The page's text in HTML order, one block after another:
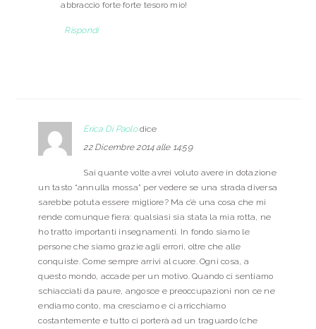
abbraccio forte forte tesoro mio!
Rispondi
Erica Di Paolo dice
22 Dicembre 2014 alle 14:59
Sai quante volte avrei voluto avere in dotazione
un tasto “annulla mossa” per vedere se una strada diversa
sarebbe potuta essere migliore? Ma c’è una cosa che mi
rende comunque fiera: qualsiasi sia stata la mia rotta, ne
ho tratto importanti insegnamenti. In fondo siamo le
persone che siamo grazie agli errori, oltre che alle
conquiste. Come sempre arrivi al cuore. Ogni cosa, a
questo mondo, accade per un motivo. Quando ci sentiamo
schiacciati da paure, angosce e preoccupazioni non ce ne
endiamo conto, ma cresciamo e ci arricchiamo
costantemente e tutto ci porterà ad un traguardo (che